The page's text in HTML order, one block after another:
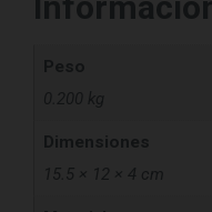
Dimensiones
15.5 × 12 × 4 cm